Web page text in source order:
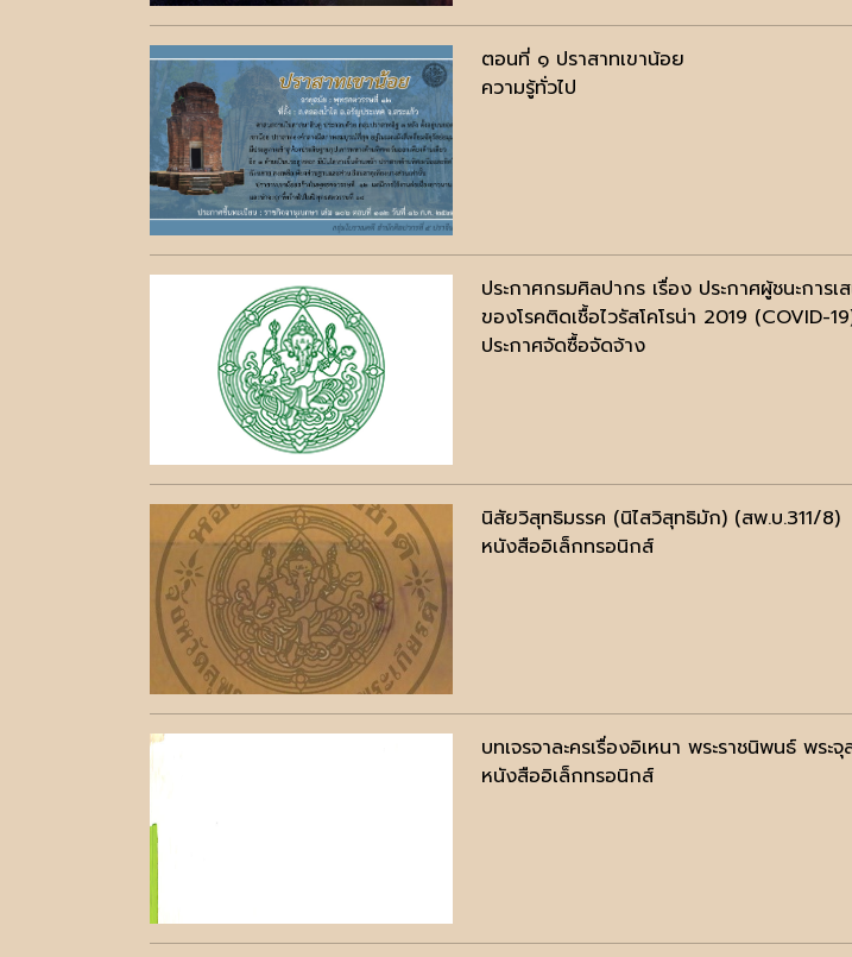
ตอนที่​ ๑​ ปราสาทเขาน้อย
ความรู้ทั่วไป
ประกาศกรมศิลปากร เรื่อง ประกาศผู้ชนะกา
ของโรคติดเชื้อไวรัสโคโรน่า 2019 (COVID-
ประกาศจัดซื้อจัดจ้าง
นิสัยวิสุทธิมรรค (นิไสวิสุทธิมัก) (สพ.บ.311/8)
หนังสืออิเล็กทรอนิกส์
บทเจรจาละครเรื่องอิเหนา พระราชนิพนธ์ พระ
หนังสืออิเล็กทรอนิกส์